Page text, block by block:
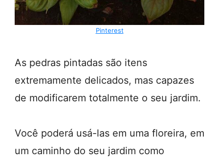
Pinterest
As pedras pintadas são itens
extremamente delicados, mas capazes
de modificarem totalmente o seu jardim.
Você poderá usá-las em uma floreira, em
um caminho do seu jardim como